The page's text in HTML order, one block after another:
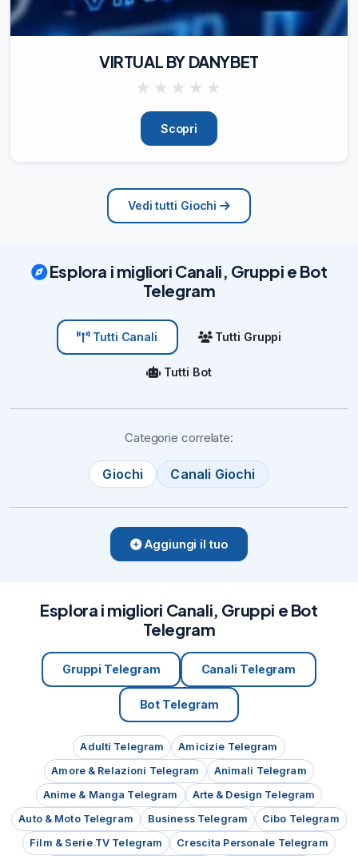
VIRTUAL BY DANYBET
★ ★ ★ ★ ★
Scopri
Vedi tutti Giochi
Esplora i migliori Canali, Gruppi e Bot
Telegram
Tutti Canali Tutti Gruppi
Tutti Bot
Categorie correlate:
Giochi Canali Giochi
Aggiungi il tuo
Esplora i migliori Canali, Gruppi e Bot
Telegram
Gruppi Telegram Canali Telegram
Bot Telegram
Adulti Telegram
Amicizie Telegram
Amore & Relazioni Telegram
Animali Telegram
Anime & Manga Telegram
Arte & Design Telegram
Auto & Moto Telegram
Business Telegram
Cibo Telegram
Film & Serie TV Telegram
Crescita Personale Telegram